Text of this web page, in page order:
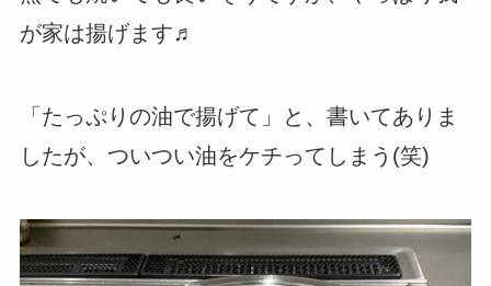
が家は揚げます♬
「たっぷりの油で揚げて」と、書いてありま
したが、ついつい油をケチってしまう(笑)